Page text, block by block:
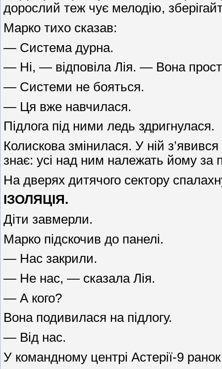
дорослий теж чує мелодію,
Марко тихо сказав:
— Система дурна.
— Ні, — відповіла Лія. — Вона
— Системи не бояться.
— Ця вже навчилася.
Підлога під ними ледь здригнулася.
Колискова змінилася. У ній
знає: усі над ним належать йому за
На дверях дитячого сектору
ІЗОЛЯЦІЯ.
Діти завмерли.
Марко підскочив до панелі.
— Нас закрили.
— Не нас, — сказала Лія.
— А кого?
Вона подивилася на підлогу.
— Від нас.
У командному центрі Астерії-9